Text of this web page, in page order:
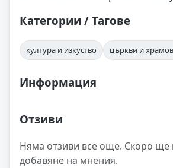
Категории / Тагове
култура и изкуство църкви и
Информация
Отзиви
Няма отзиви все още. Скоро ще
добавяне на мнения.